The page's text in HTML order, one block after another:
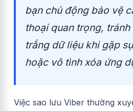
bạn chủ động bảo vệ
thoại quan trọng,
trắng dữ liệu khi gặp
hoặc vô tình xóa ứng
Việc sao lưu Viber thường